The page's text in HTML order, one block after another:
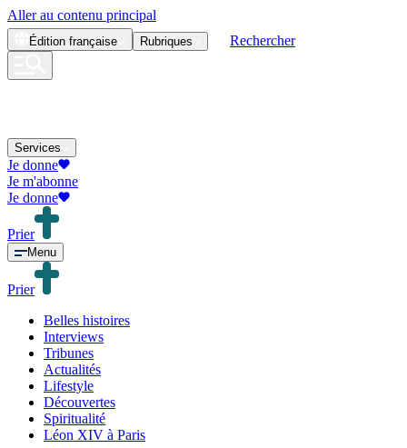
Aller au contenu principal
Édition française Rubriques Rechercher
Services
Je donne
Je m'abonne
Je donne
Prier
Menu
Prier
Belles histoires
Interviews
Tribunes
Actualités
Lifestyle
Découvertes
Spiritualité
Léon XIV à Paris